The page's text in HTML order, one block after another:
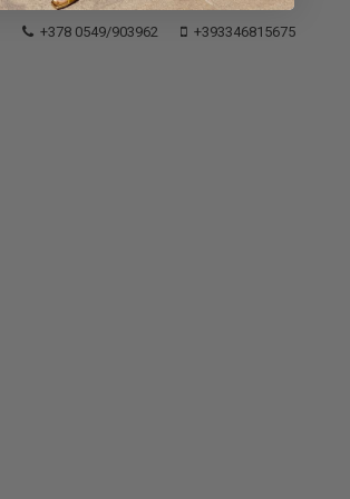
+378 0549/903962 +393346815675